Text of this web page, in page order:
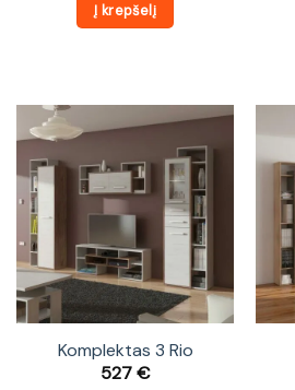
Į krepšelį
Komplektas 3 Rio
527€